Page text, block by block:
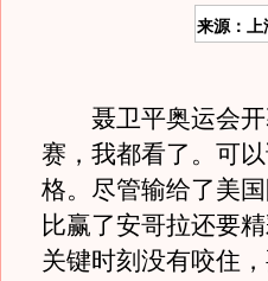
来源：上
聂卫平奥运会开
赛，我都看了。可
格。尽管输给了美
比赢了安哥拉还要
关键时刻没有咬住